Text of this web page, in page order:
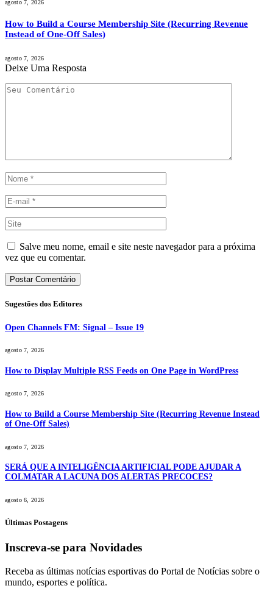
agosto 7, 2026
How to Build a Course Membership Site (Recurring Revenue
Instead of One-Off Sales)
agosto 7, 2026
Deixe Uma Resposta
Salve meu nome, email e site neste navegador para a próxima
vez que eu comentar.
Sugestões dos Editores
Open Channels FM: Signal – Issue 19
agosto 7, 2026
How to Display Multiple RSS Feeds on One Page in WordPress
agosto 7, 2026
How to Build a Course Membership Site (Recurring Revenue Instead
of One-Off Sales)
agosto 7, 2026
SERÁ QUE A INTELIGÊNCIA ARTIFICIAL PODE AJUDAR A
COLMATAR A LACUNA DOS ALERTAS PRECOCES?
agosto 6, 2026
Últimas Postagens
Inscreva-se para Novidades
Receba as últimas notícias esportivas do Portal de Notícias sobre o
mundo, esportes e política.